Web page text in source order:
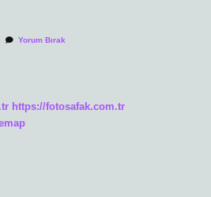
Yorum Bırak
https://fotosafak.com.tr